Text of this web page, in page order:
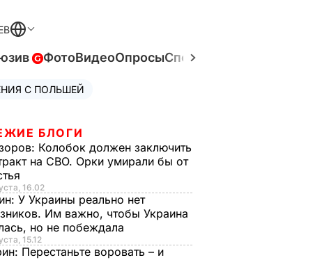
ФотоВидеоОпросыСпецпроекты
С ПОЛЬШЕЙ
БЛОГИ
Колобок должен заключить
на СВО. Орки умирали бы от
16.02
У Украины реально нет
Им важно, чтобы Украина
но не побеждала
15.12
Перестаньте воровать – и